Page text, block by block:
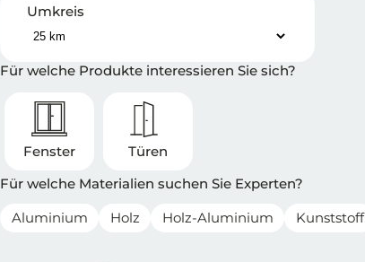
Umkreis
Für welche Produkte interessieren Sie sich?
Fenster
Türen
Für welche Materialien suchen Sie Experten?
Aluminium
Holz Holz-Aluminium Kunststoff